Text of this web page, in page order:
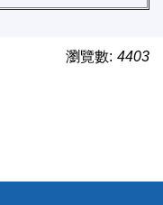
瀏覽數: 4403